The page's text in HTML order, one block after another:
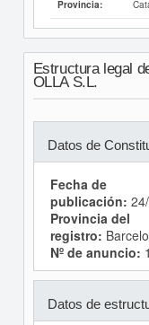
Provincia:
Estructura legal
OLLA S.L.
Datos de
Fecha de
publicación:
Provincia del
registro:
Nº de anuncio:
Datos de